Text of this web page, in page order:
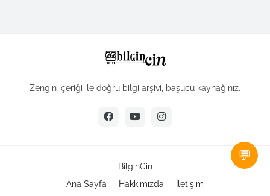
Zengin içeriği ile doğru bilgi arşivi, başucu kaynağınız.
BilginCin
Ana Sayfa
Hakkımızda İletişim
💬